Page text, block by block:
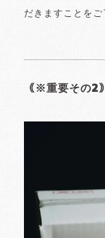
だきますことをご
｟※重要その2